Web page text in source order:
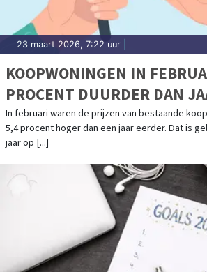
23 maart 2026, 7:22 uur
KOOPWONINGEN IN
PROCENT DUURDER DAN
In februari waren de prijzen van bestaande
5,4 procent hoger dan een jaar eerder. Dat is
jaar op [...]